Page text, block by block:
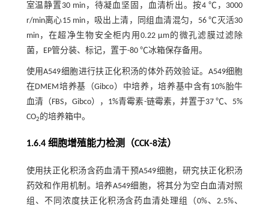
室温静置30 min，待凝血坚固，血清析出。按4 ℃，3000
r/min离心15 min，吸出上清，同组血清混匀，56 ℃灭活30
min，在超净生物安全柜内用0.22 μm的微孔滤膜过滤除
菌，EP管分装、标记，置于-80 ℃冰箱保存备用。
使用A549细胞进行扶正化积汤的体外药效验证。A549细胞
在DMEM培养基（Gibco）中培养，培养基中含有10%胎牛
血清（FBS，Gibco），1%青霉素-链霉素，并置于37 ℃、5%
CO2 的培养箱中。
1.6.4 细胞增殖能力检测（CCK-8法）
使用扶正化积汤含药血清干预A549细胞，研究扶正化积汤
药效和作用机制。培养A549细胞，将其分为空白血清对照
组、不同浓度扶正化积汤含药血清处理组（0%、2.5%、